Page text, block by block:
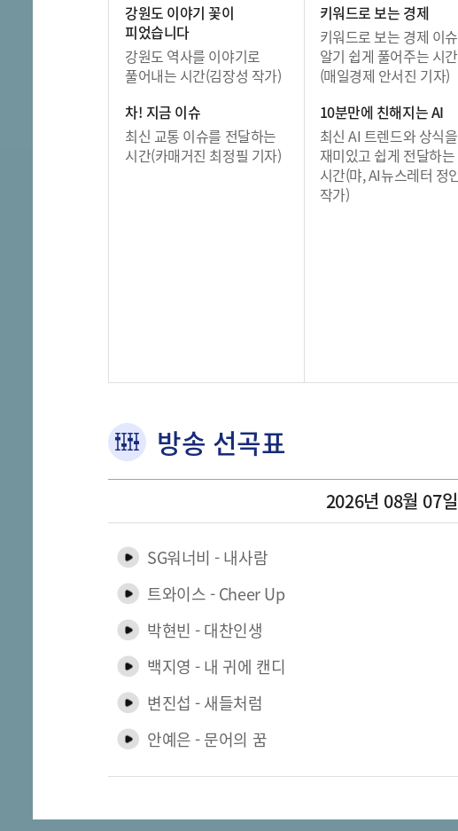
강원도 이야기 꽃이
피었습니다
강원도 역사를 이야기로
풀어내는 시간(김장성 작가)
차! 지금 이슈
최신 교통 이슈를 전달하는
시간(카매거진 최정필 기자)
키워드로 보는 경제
키워드로 보는 경제 이
알기 쉽게 풀어주는 시간
(매일경제 안서진 기자)
10분만에 친해지는 AI
최신 AI 트렌드와 상식을
재미있고 쉽게 전달하는
시간(먀, AI뉴스레터 정
작가)
방송 선곡표
2026년 08월 07일
SG워너비 - 내사람
트와이스 - Cheer Up
박현빈 - 대찬인생
백지영 - 내 귀에 캔디
변진섭 - 새들처럼
안예은 - 문어의 꿈
더블루 - 그대와 함게